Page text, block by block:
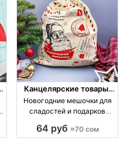
Канцелярские товары,
книги, учебники
Новогодние мешочки для
сладостей и подарков
производство Киргизия
64 руб ≈70 сом